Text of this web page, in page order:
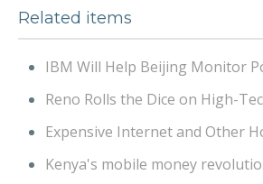
Related items
IBM Will Help Beijing Monitor
Reno Rolls the Dice on High-
Expensive Internet and Other
Kenya's mobile money